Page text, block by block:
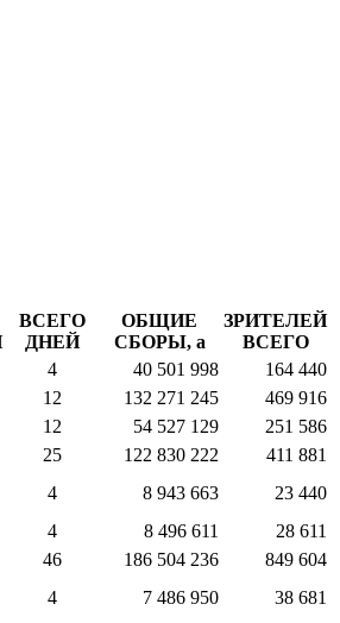
ВСЕГО
ДНЕЙ
ОБЩИЕ
СБОРЫ, a
ЗРИТЕЛЕЙ
ВСЕГО
4 40 501 998
164 440
12 132 271 245
469 916
12 54 527 129
251 586
25 122 830 222
411 881
4 8 943 663
23 440
4 8 496 611
28 611
46 186 504 236
849 604
4 7 486 950
38 681